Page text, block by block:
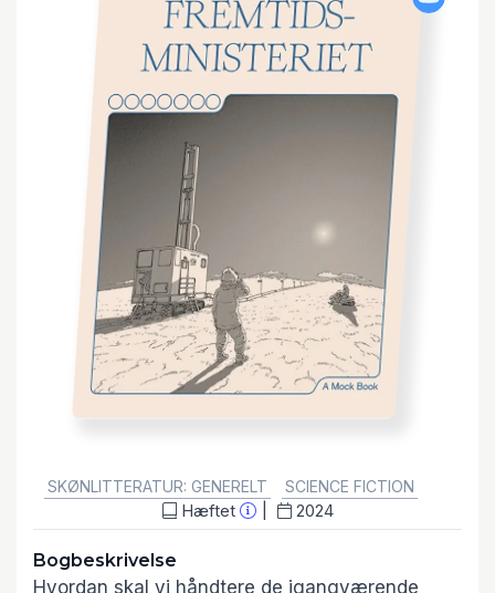
SKØNLITTERATUR: GENERELT
SCIENCE FICTION
Hæftet 2024
Bogbeskrivelse
Hvordan skal vi håndtere de igangværende